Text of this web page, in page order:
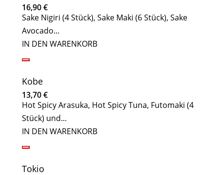
16,90€
Sake Nigiri (4 Stück), Sake Maki (6 Stück), Sake
Avocado...
IN DEN WARENKORB
Kobe
13,70€
Hot Spicy Arasuka, Hot Spicy Tuna, Futomaki (4
Stück) und...
IN DEN WARENKORB
Tokio